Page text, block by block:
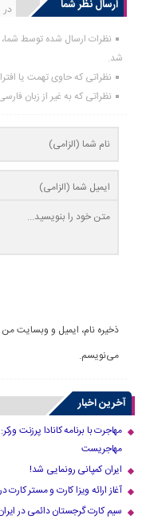
ارسال نظر شما در انتشار یافته : 0
نظرات ارسال شده توسط
شد.
نظراتی که حاوی تهمت یا
نظراتی که به غیر از زبان
ذخیره نام، ایمیل و وبسایت من
می‌نویسم.
آخرین اخبار
مهاجرت با برنامه کانادا پرزنت
مهاجریست
ایران کمپانی رونمایی شد!
آغاز ارائه ویزا کارت و مستر کارت در
سیم کارت گرجستان دائمی در